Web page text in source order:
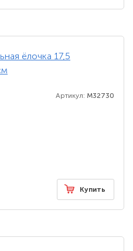
Артикул: M32730
Купить